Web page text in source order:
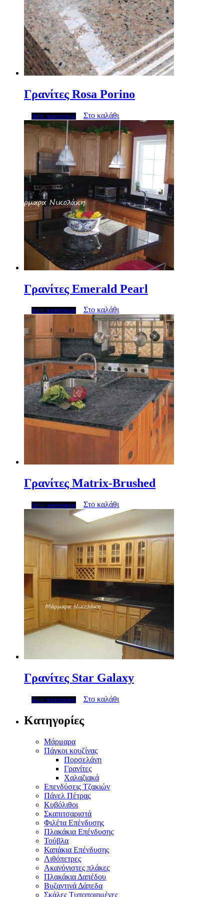
Γρανίτες Rosa Porino
Δείτε περισσότερα Στο καλάθι
Γρανίτες Emerald Pearl
Δείτε περισσότερα Στο καλάθι
Γρανίτες Matrix-Brushed
Δείτε περισσότερα Στο καλάθι
Γρανίτες Star Galaxy
Δείτε περισσότερα Στο καλάθι
Κατηγορίες
Μάρμαρα
Πάγκοι κουζίνας
Πορσελάνη
Γρανίτες
Χαλαζιακά
Επενδύσεις Τζακιών
Πάνελ Πέτρας
Κυβόλιθοι
Σκαπιτσαριστά
Φιλέτα Επένδυσης
Πλακάκια Επένδυσης
Τούβλα
Καπάκια Επένδυσης
Λιθόπετρες
Ακανόνιστες πλάκες
Πλακάκια Δαπέδου
Βυζαντινά Δάπεδα
Σκάλες Τυποποιημένες